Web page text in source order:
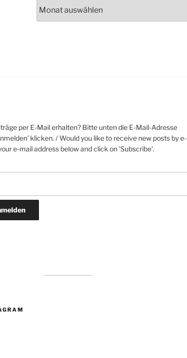
per E-Mail erhalten? Bitte unten die E-Mail-Adresse
klicken. / Would you like to receive new posts by e-
e-mail address below and click on 'Subscribe'.